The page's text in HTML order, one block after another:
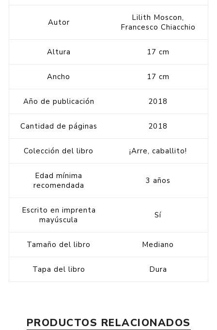
Autor
Lilith Moscon,
Francesco Chiacchio
Altura 17 cm
Ancho 17 cm
Año de publicación 2018
Cantidad de páginas 2018
Colección del libro ¡Arre, caballito!
Edad mínima
recomendada
3 años
Escrito en imprenta
mayúscula
Sí
Tamaño del libro Mediano
Tapa del libro Dura
PRODUCTOS RELACIONADOS